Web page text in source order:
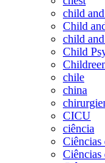
child
Child
child
Child
chile
china
CICU
ciência
Ciências
Ciências